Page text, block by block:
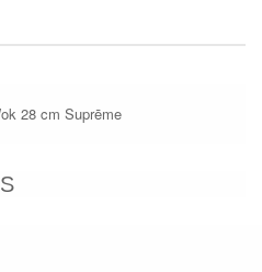
28 cm Suprēme